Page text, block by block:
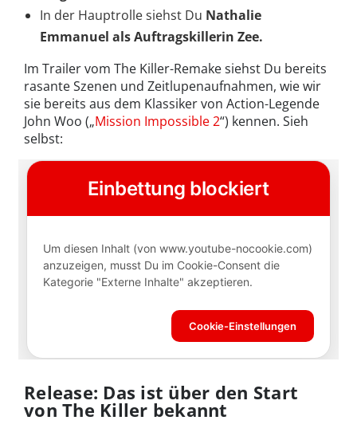
In der Hauptrolle siehst Du Nathalie
Emmanuel als Auftragskillerin Zee.
Im Trailer vom The Killer-Remake siehst Du bereits
rasante Szenen und Zeitlupenaufnahmen, wie wir
sie bereits aus dem Klassiker von Action-Legende
John Woo („Mission Impossible 2“) kennen. Sieh
selbst:
Release: Das ist über den Start
von The Killer bekannt